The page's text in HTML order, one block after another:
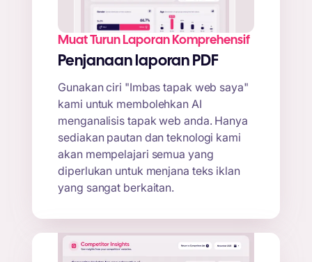
Muat Turun Laporan Komprehensif
Penjanaan laporan PDF
Gunakan ciri "Imbas tapak web saya"
kami untuk membolehkan AI
menganalisis tapak web anda. Hanya
sediakan pautan dan teknologi kami
akan mempelajari semua yang
diperlukan untuk menjana teks iklan
yang sangat berkaitan.